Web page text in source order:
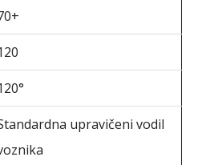
upravičeni vodil